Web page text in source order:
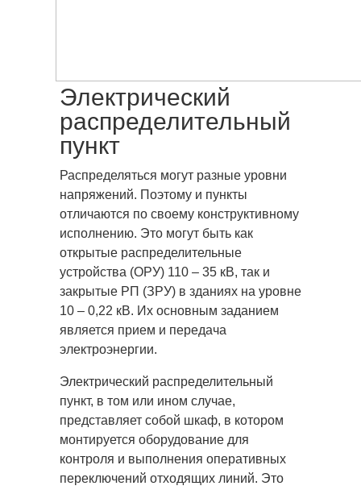
Электрический
распределительный
пункт
Распределяться могут разные уровни
напряжений. Поэтому и пункты
отличаются по своему конструктивному
исполнению. Это могут быть как
открытые распределительные
устройства (ОРУ) 110 – 35 кВ, так и
закрытые РП (ЗРУ) в зданиях на уровне
10 – 0,22 кВ. Их основным заданием
является прием и передача
электроэнергии.
Электрический распределительный
пункт, в том или ином случае,
представляет собой шкаф, в котором
монтируется оборудование для
контроля и выполнения оперативных
переключений отходящих линий. Это